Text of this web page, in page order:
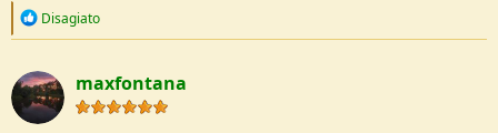
R
c
t
i
o
Disagiato
maxfontana